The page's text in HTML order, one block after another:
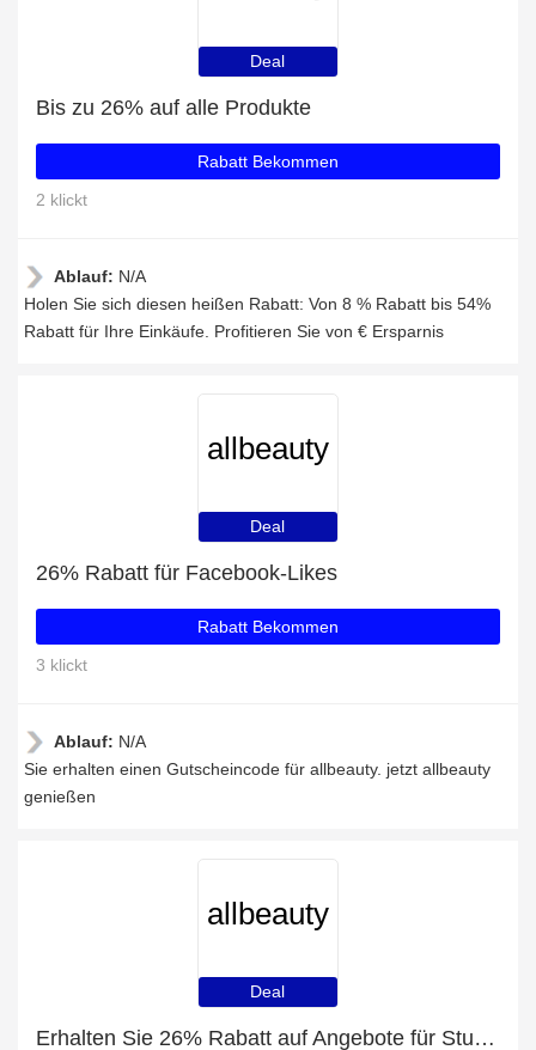
Deal
Bis zu 26% auf alle Produkte
Rabatt Bekommen
2 klickt
Ablauf: N/A
Holen Sie sich diesen heißen Rabatt: Von 8 % Rabatt bis 54%
Rabatt für Ihre Einkäufe. Profitieren Sie von € Ersparnis
allbeauty
Deal
26% Rabatt für Facebook-Likes
Rabatt Bekommen
3 klickt
Ablauf: N/A
Sie erhalten einen Gutscheincode für allbeauty. jetzt allbeauty
genießen
allbeauty
Deal
Erhalten Sie 26% Rabatt auf Angebote für Studenten